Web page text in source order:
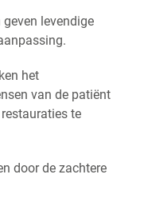
levendige
het
van de patiënt
te
door de zachtere